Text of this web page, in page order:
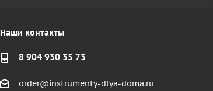
Наши контакты
8 904 930 35 73
order@instrumenty-dlya-doma.ru